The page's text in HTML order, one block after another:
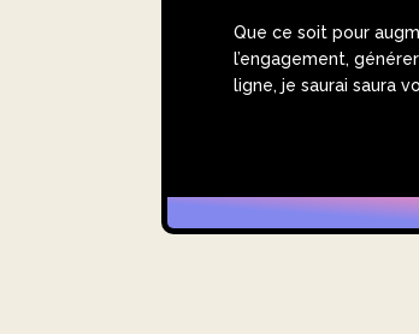
Que ce soit pour
l’engagement,
ligne, je saurai saura